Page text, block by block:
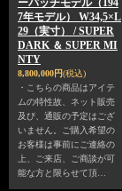
ーパッチモデル（194
7年モデル） W34,5×L
29（実寸） / SUPER
DARK ＆ SUPER MI
NTY
8,800,000円(税込)
・こちらの商品はアイテ
ムの特性故、ネット販売
及び、通販の予定はござ
いません。ご購入希望の
お客様は事前にご連絡の
上、ご来店、ご商談が可
能な方と限らせて頂…